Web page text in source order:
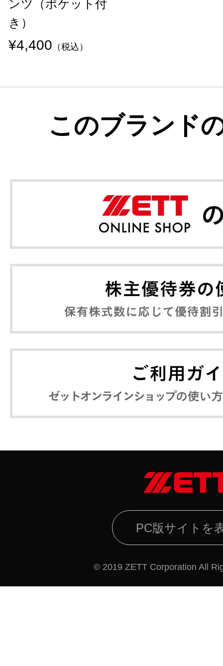
ンツ（ポケット付
き）
¥4,400 （税込）
このブランド
PC版サイトを
© 2019 ZETT Corporation All